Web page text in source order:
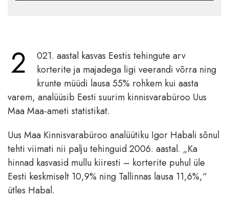
2
021. aastal kasvas Eestis tehingute arv
korterite ja majadega ligi veerandi võrra ning
krunte müüdi lausa 55% rohkem kui aasta
varem, analüüsib Eesti suurim kinnisvarabüroo Uus
Maa Maa-ameti statistikat.
Uus Maa Kinnisvarabüroo analüütiku Igor Habali sõnul
tehti viimati nii palju tehinguid 2006. aastal. „Ka
hinnad kasvasid mullu kiiresti – korterite puhul üle
Eesti keskmiselt 10,9% ning Tallinnas lausa 11,6%,“
ütles Habal.